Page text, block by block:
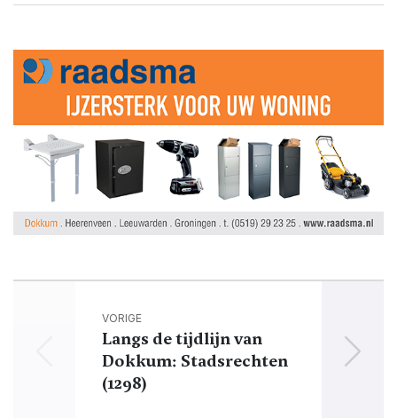
VORIGE
Langs de tijdlijn van
Dokkum: Stadsrechten
(1298)